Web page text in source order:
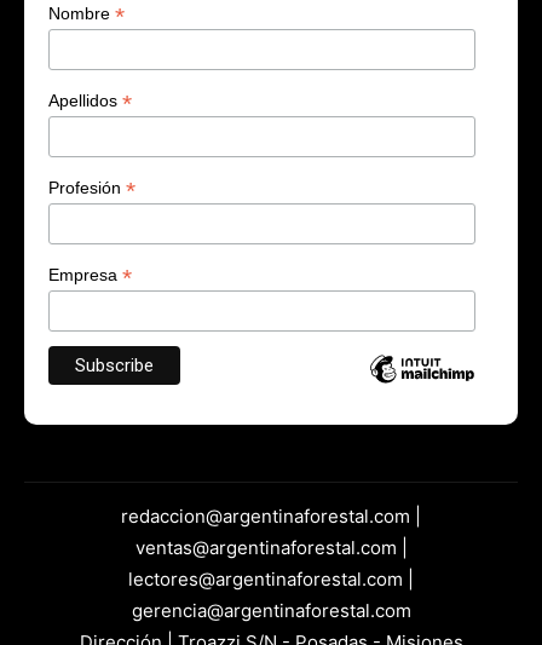
Nombre *
Apellidos *
Profesión *
Empresa *
redaccion@argentinaforestal.com |
ventas@argentinaforestal.com |
lectores@argentinaforestal.com |
gerencia@argentinaforestal.com